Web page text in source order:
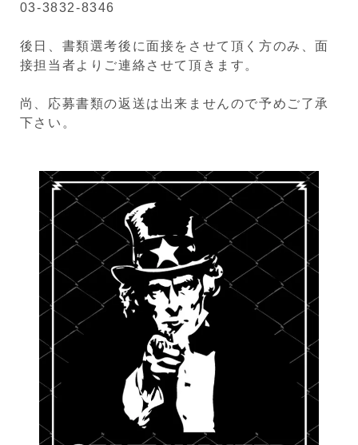
03-3832-8346
後日、書類選考後に面接をさせて頂く方のみ、面
接担当者よりご連絡させて頂きます。
尚、応募書類の返送は出来ませんので予めご了承
下さい。